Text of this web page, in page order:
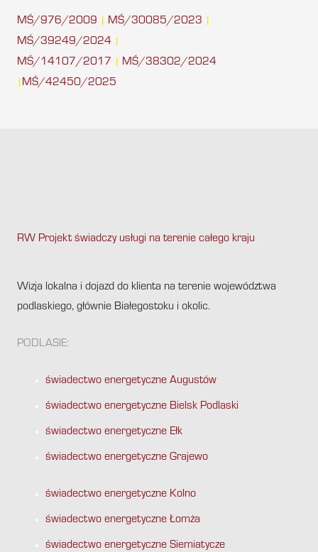
MŚ/976/2009 MŚ/30085/2023
MŚ/39249/2024
MŚ/14107/2017 MŚ/38302/2024
MŚ/42450/2025
RW Projekt świadczy usługi na terenie całego kraju
Wizja lokalna i dojazd do klienta na terenie województwa
podlaskiego, głównie Białegostoku i okolic.
PODLASIE:
świadectwo energetyczne Augustów
świadectwo energetyczne Bielsk Podlaski
świadectwo energetyczne Ełk
świadectwo energetyczne Grajewo
świadectwo energetyczne Kolno
świadectwo energetyczne Łomża
świadectwo energetyczne Siemiatycze